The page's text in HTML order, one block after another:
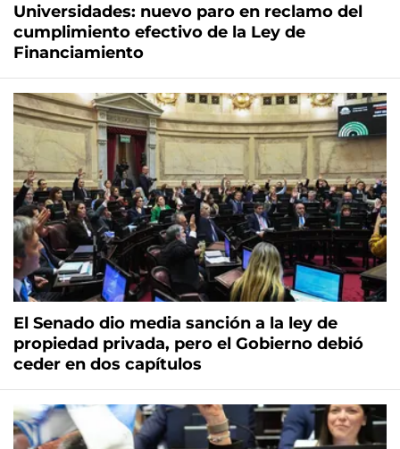
Universidades: nuevo paro en reclamo del
cumplimiento efectivo de la Ley de
Financiamiento
El Senado dio media sanción a la ley de
propiedad privada, pero el Gobierno debió
ceder en dos capítulos